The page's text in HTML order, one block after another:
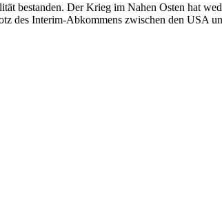
bestanden. Der Krieg im Nahen Osten hat
des Interim-Abkommens zwischen den USA